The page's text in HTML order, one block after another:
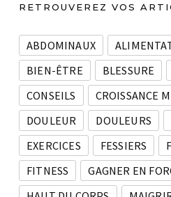
RETROUVEREZ VOS
ABDOMINAUX
BIEN-ÊTRE
BLESSURE
CONSEILS
CROISSANCE
DOULEUR
DOULEURS
EXERCICES
FESSIERS
FITNESS
GAGNER EN